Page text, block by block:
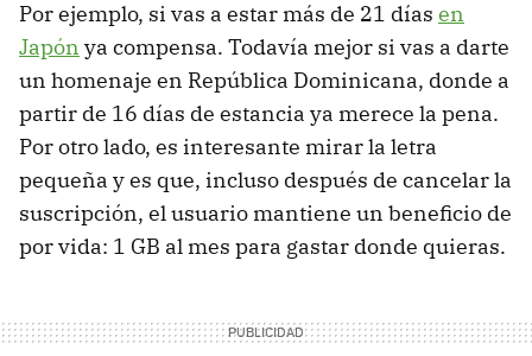
Por ejemplo, si vas a estar más de 21 días en
Japón ya compensa. Todavía mejor si vas a darte
un homenaje en República Dominicana, donde a
partir de 16 días de estancia ya merece la pena.
Por otro lado, es interesante mirar la letra
pequeña y es que, incluso después de cancelar la
suscripción, el usuario mantiene un beneficio de
por vida: 1 GB al mes para gastar donde quieras.